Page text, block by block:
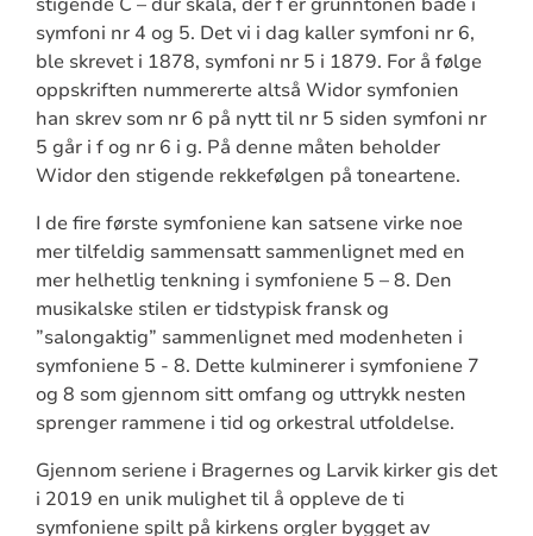
symfoni nr 4 og 5. Det vi i dag kaller symfoni nr 6,
ble skrevet i 1878, symfoni nr 5 i 1879. For å følge
oppskriften nummererte altså Widor symfonien
han skrev som nr 6 på nytt til nr 5 siden symfoni nr
5 går i f og nr 6 i g. På denne måten beholder
Widor den stigende rekkefølgen på toneartene.
I de fire første symfoniene kan satsene virke noe
mer tilfeldig sammensatt sammenlignet med en
mer helhetlig tenkning i symfoniene 5 – 8. Den
musikalske stilen er tidstypisk fransk og
”salongaktig” sammenlignet med modenheten i
symfoniene 5 - 8. Dette kulminerer i symfoniene 7
og 8 som gjennom sitt omfang og uttrykk nesten
sprenger rammene i tid og orkestral utfoldelse.
Gjennom seriene i Bragernes og Larvik kirker gis det
i 2019 en unik mulighet til å oppleve de ti
symfoniene spilt på kirkens orgler bygget av